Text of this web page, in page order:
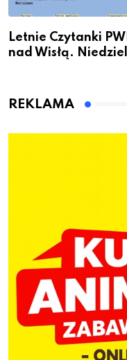
Letnie Czytanki
nad Wisłą.
REKLAMA